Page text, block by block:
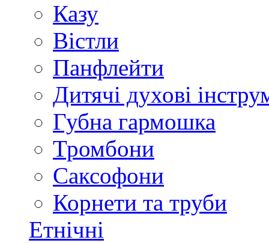
Казу
Вістли
Панфлейти
Дитячі духові
Губна гармошка
Тромбони
Саксофони
Корнети та труби
Етнічні